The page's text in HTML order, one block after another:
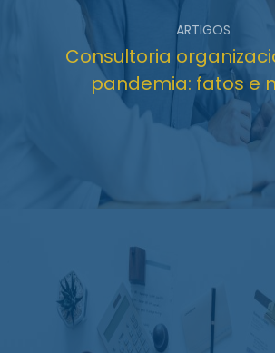
ARTIGOS
Consultoria
pandemia: fatos e